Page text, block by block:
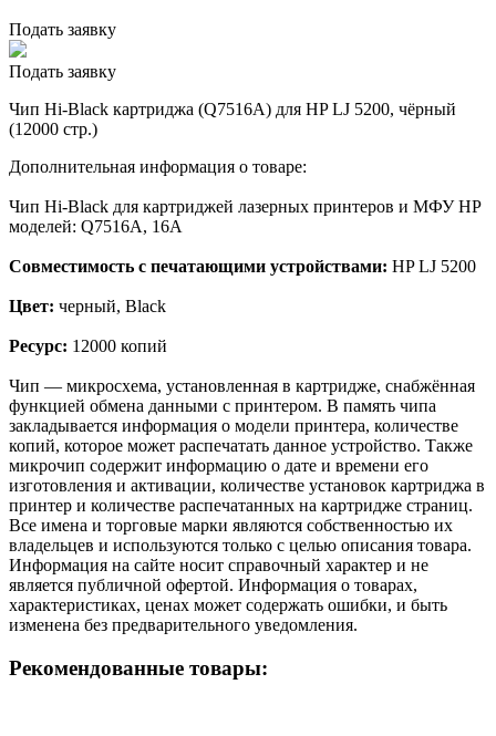
Подать заявку
Подать заявку
Чип Hi-Black картриджа (Q7516A) для HP LJ 5200, чёрный
(12000 стр.)
Дополнительная информация о товаре:
Чип Hi-Black для картриджей лазерных принтеров и МФУ HP
моделей: Q7516A, 16A
Совместимость с печатающими устройствами: HP LJ 5200
Цвет: черный, Black
Ресурс: 12000 копий
Чип — микросхема, установленная в картридже, снабжённая
функцией обмена данными с принтером. В память чипа
закладывается информация о модели принтера, количестве
копий, которое может распечатать данное устройство. Также
микрочип содержит информацию о дате и времени его
изготовления и активации, количестве установок картриджа в
принтер и количестве распечатанных на картридже страниц.
Все имена и торговые марки являются собственностью их
владельцев и используются только с целью описания товара.
Информация на сайте носит справочный характер и не
является публичной офертой. Информация о товарах,
характеристиках, ценах может содержать ошибки, и быть
изменена без предварительного уведомления.
Рекомендованные товары: